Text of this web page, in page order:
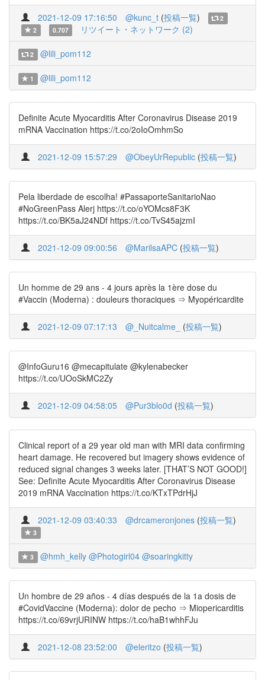
2021-12-09 17:16:50 @kunc_t (投稿一覧)
2
2
0.707 リツイート・ネットワーク (2)
2 @lili_pom112
1 @lili_pom112
Definite Acute Myocarditis After Coronavirus Disease 2019
mRNA Vaccination https://t.co/2oIoOmhmSo
2021-12-09 15:57:29 @ObeyUrRepublic (投稿一覧)
Pela liberdade de escolha! #PassaporteSanitarioNao
#NoGreenPass Alerj https://t.co/oYOMcs8F3K
https://t.co/BK5aJ24NDf https://t.co/TvS45ajzmI
2021-12-09 09:00:56 @MarilsaAPC (投稿一覧)
Un homme de 29 ans - 4 jours après la 1ère dose du
#Vaccin (Moderna) : douleurs thoraciques ⇒ Myopéricardite
2021-12-09 07:17:13 @_Nuitcalme_ (投稿一覧)
@InfoGuru16 @mecapitulate @kylenabecker
https://t.co/UOoSkMC2Zy
2021-12-09 04:58:05 @Pur3blo0d (投稿一覧)
Clinical report of a 29 year old man with MRI data confirming
heart damage. He recovered but imagery shows evidence of
reduced signal changes 3 weeks later. [THAT’S NOT GOOD!]
See: Definite Acute Myocarditis After Coronavirus Disease
2019 mRNA Vaccination https://t.co/KTxTPdrHjJ
2021-12-09 03:40:33 @drcameronjones (投稿一覧)
3
3 @hmh_kelly @Photogirl04 @soaringkitty
Un hombre de 29 años - 4 días después de la 1a dosis de
#CovidVaccine (Moderna): dolor de pecho ⇒ Miopericarditis
https://t.co/69vrjURINW https://t.co/haB1whhFJu
2021-12-08 23:52:00 @eleritzo (投稿一覧)